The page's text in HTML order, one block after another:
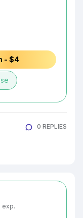
- $4
0 REPLIES
exp.